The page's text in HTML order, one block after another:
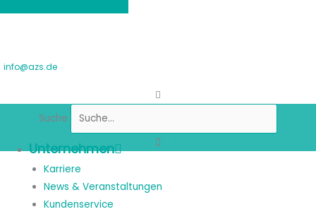
info@azs.de
Suche
Unternehmen
Karriere
News & Veranstaltungen
Kundenservice